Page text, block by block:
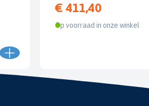
€ 411,40
Op voorraad in onze winkel